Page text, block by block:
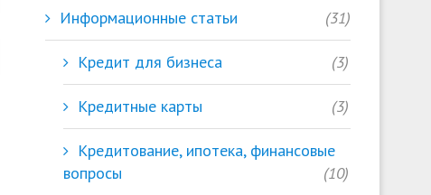
Информационные статьи (31)
Кредит для бизнеса (3)
Кредитные карты (3)
Кредитование, ипотека, финансовые
вопросы
(10)